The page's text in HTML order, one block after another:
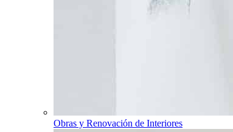
Obras y Renovación de Interiores